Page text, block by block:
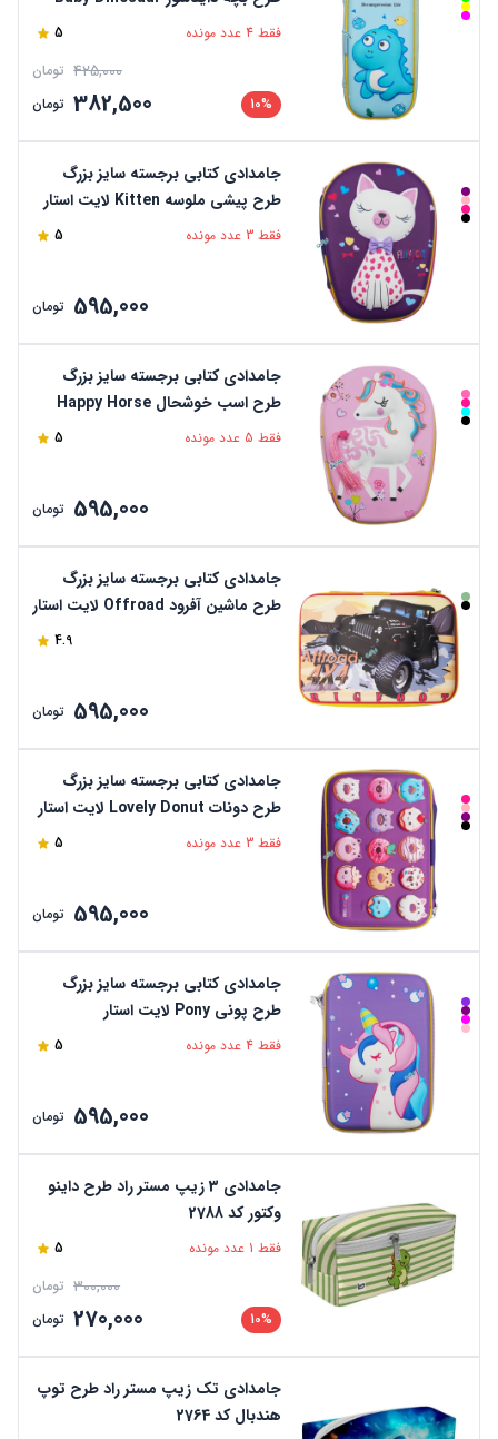
لایت استار
فقط 4 عدد مونده 5
425,000 تومان
10%
382,500 تومان
جامدادی کتابی برجسته سایز بزرگ
طرح پیشی ملوسه Kitten لایت استار
فقط 3 عدد مونده 5
595,000 تومان
جامدادی کتابی برجسته سایز بزرگ
طرح اسب خوشحال Happy Horse
لایت استار
فقط 5 عدد مونده 5
595,000 تومان
جامدادی کتابی برجسته سایز بزرگ
طرح ماشین آفرود Offroad لایت استار
4.9
595,000 تومان
جامدادی کتابی برجسته سایز بزرگ
طرح دونات Lovely Donut لایت استار
فقط 3 عدد مونده 5
595,000 تومان
جامدادی کتابی برجسته سایز بزرگ
طرح پونی Pony لایت استار
فقط 4 عدد مونده 5
595,000 تومان
جامدادی 3 زیپ مستر راد طرح داینو
وکتور کد 2788
فقط 1 عدد مونده 5
300,000 تومان
10%
270,000 تومان
جامدادی تک زیپ مستر راد طرح توپ
هندبال کد 2764